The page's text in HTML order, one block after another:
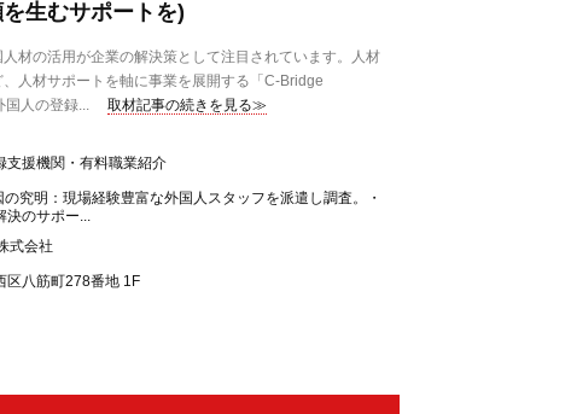
生むサポートを)
材の活用が企業の解決策として注目されています。人材
人材サポートを軸に事業を展開する「C-Bridge
人の登録...
取材記事の続きを見る≫
支援機関・有料職業紹介
究明：現場経験豊富な外国人スタッフを派遣し調査。・
決のサポー...
式会社
区八筋町278番地 1F